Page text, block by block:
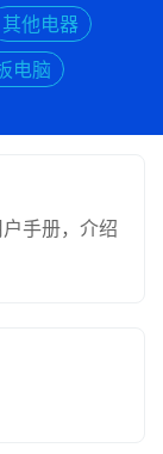
其他电器
电脑
手册，介绍